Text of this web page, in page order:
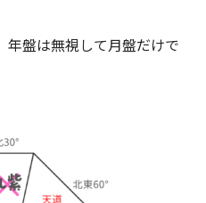
年盤は無視して月盤だけで